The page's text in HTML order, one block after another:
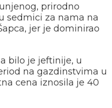
prirodno
sedmici za nama na
jer je dominirao
bilo je jeftinije, u
na gazdinstvima u
cena iznosila je 40